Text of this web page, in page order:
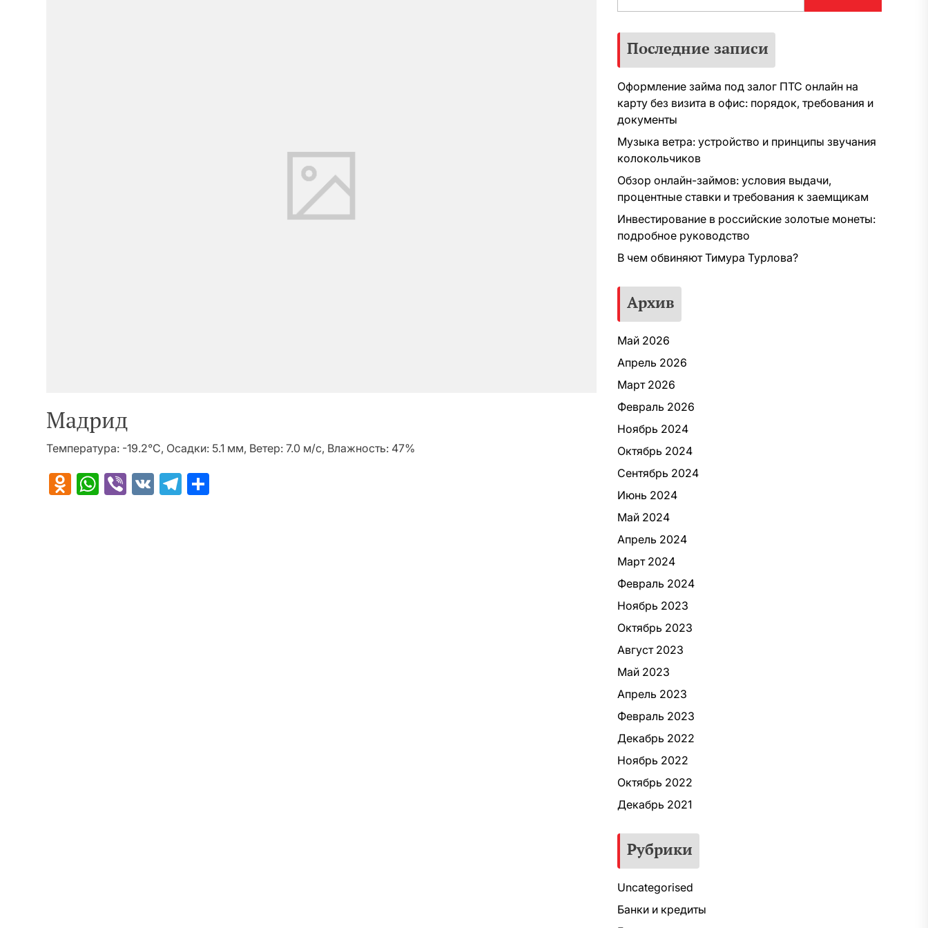
Мадрид
Температура: -19.2°C, Осадки: 5.1 мм, Ветер: 7.0 м/с, Влажность: 47%
Odnoklassniki
WhatsApp
Viber
VK Telegram
Последние записи
Оформление займа под залог ПТС онлайн на
карту без визита в офис: порядок, требования и
документы
Музыка ветра: устройство и принципы звучания
колокольчиков
Обзор онлайн-займов: условия выдачи,
процентные ставки и требования к заемщикам
Инвестирование в российские золотые монеты:
подробное руководство
В чем обвиняют Тимура Турлова?
Архив
Май 2026
Апрель 2026
Март 2026
Февраль 2026
Ноябрь 2024
Октябрь 2024
Сентябрь 2024
Июнь 2024
Май 2024
Апрель 2024
Март 2024
Февраль 2024
Ноябрь 2023
Октябрь 2023
Август 2023
Май 2023
Апрель 2023
Февраль 2023
Декабрь 2022
Ноябрь 2022
Октябрь 2022
Декабрь 2021
Рубрики
Uncategorised
Банки и кредиты